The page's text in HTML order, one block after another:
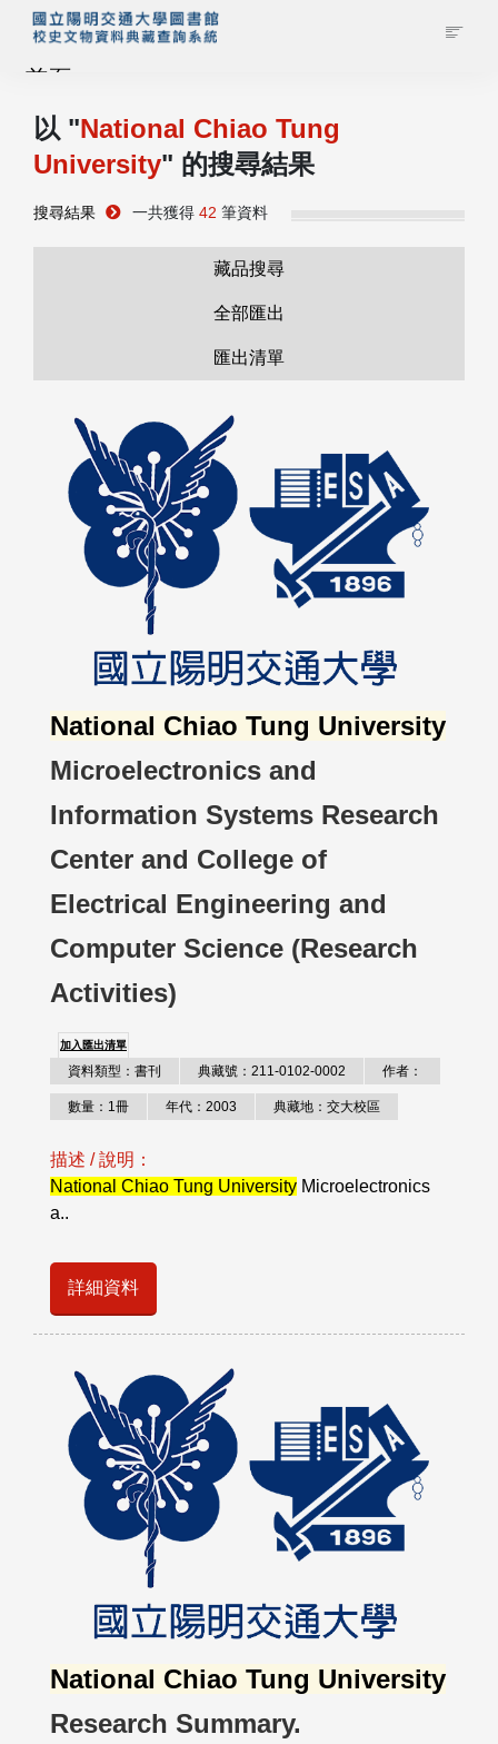
首頁
藏品查詢
校史館簡介
管理者登入
以 "National Chiao Tung
University" 的搜尋結果
搜尋結果 一共獲得 42 筆資料
藏品搜尋
全部匯出
匯出清單
National Chiao Tung University
Microelectronics and
Information Systems Research
Center and College of
Electrical Engineering and
Computer Science (Research
Activities)
加入匯出清單
資料類型：書刊 典藏號：211-0102-0002 作者：
數量：1冊 年代：2003 典藏地：交大校區
描述 / 說明：
National Chiao Tung University Microelectronics
a..
詳細資料
National Chiao Tung University
Research Summary.